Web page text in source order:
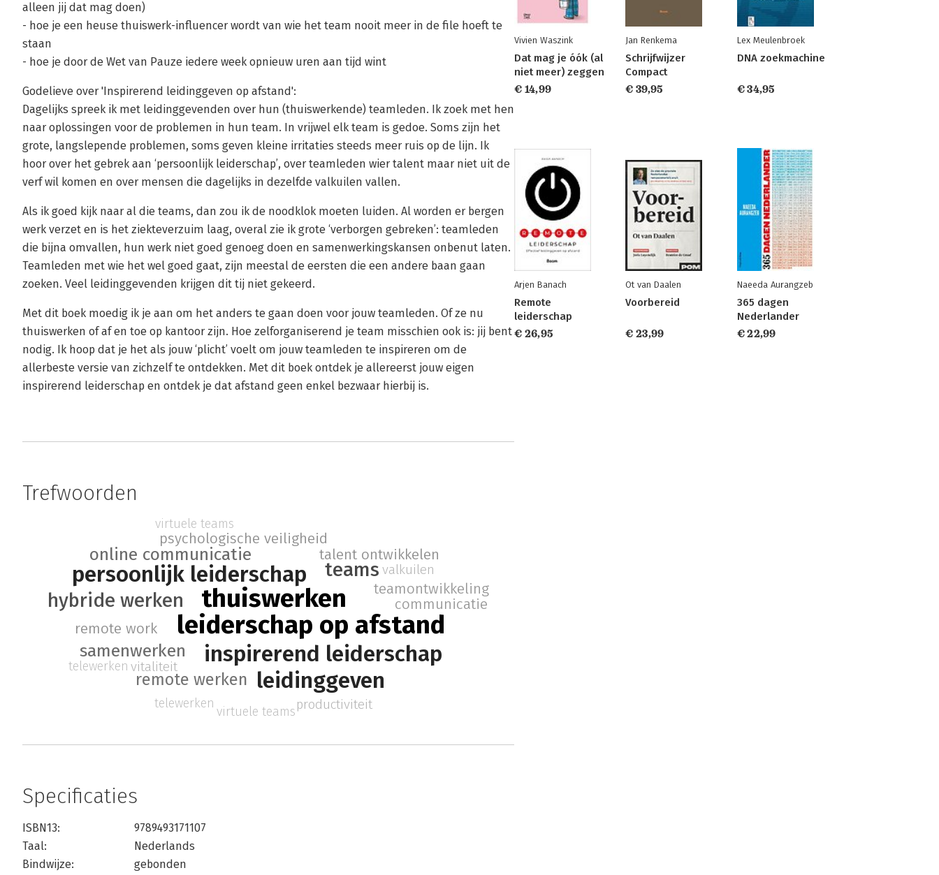
alleen jij dat mag doen)
- hoe je een heuse thuiswerk-influencer wordt van wie het team nooit meer in de file hoeft te
staan
- hoe je door de Wet van Pauze iedere week opnieuw uren aan tijd wint
Godelieve over 'Inspirerend leidinggeven op afstand':
Dagelijks spreek ik met leidinggevenden over hun (thuiswerkende) teamleden. Ik zoek met hen
naar oplossingen voor de problemen in hun team. In vrijwel elk team is gedoe. Soms zijn het
grote, langslepende problemen, soms geven kleine irritaties steeds meer ruis op de lijn. Ik
hoor over het gebrek aan ‘persoonlijk leiderschap’, over teamleden wier talent maar niet uit de
verf wil komen en over mensen die dagelijks in dezelfde valkuilen vallen.
Als ik goed kijk naar al die teams, dan zou ik de noodklok moeten luiden. Al worden er bergen
werk verzet en is het ziekteverzuim laag, overal zie ik grote ‘verborgen gebreken’: teamleden
die bijna omvallen, hun werk niet goed genoeg doen en samenwerkingskansen onbenut laten.
Teamleden met wie het wel goed gaat, zijn meestal de eersten die een andere baan gaan
zoeken. Veel leidinggevenden krijgen dit tij niet gekeerd.
Met dit boek moedig ik je aan om het anders te gaan doen voor jouw teamleden. Of ze nu
thuiswerken of af en toe op kantoor zijn. Hoe zelforganiserend je team misschien ook is: jij bent
nodig. Ik hoop dat je het als jouw ‘plicht’ voelt om jouw teamleden te inspireren om de
allerbeste versie van zichzelf te ontdekken. Met dit boek ontdek je allereerst jouw eigen
inspirerend leiderschap en ontdek je dat afstand geen enkel bezwaar hierbij is.
Trefwoorden
thuiswerken
leiderschap op afstand
inspirerend leiderschap
persoonlijk leiderschap
leidinggeven
hybride werken
teams
remote werken
online communicatie
samenwerken
psychologische veiligheid
talent ontwikkelen
remote work
teamontwikkeling
communicatie
productiviteit
vitaliteit
valkuilen
virtuele teams
telewerken
virtuele teams
telewerken
Specificaties
ISBN13:
9789493171107
Taal:
Nederlands
Bindwijze:
gebonden
Vivien Waszink
Dat mag je óók (al
niet meer) zeggen
€ 14,99
Jan Renkema
Schrijfwijzer
Compact
€ 39,95
Lex Meulenbroek
DNA zoekmachine
€ 34,95
Arjen Banach
Remote
leiderschap
€ 26,95
Ot van Daalen
Voorbereid
€ 23,99
Naeeda Aurangzeb
365 dagen
Nederlander
€ 22,99